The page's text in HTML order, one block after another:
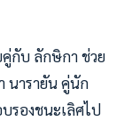
กับ ลักษิกา ช่วย
นารายัน คู่นัก
รองชนะเลิศไป